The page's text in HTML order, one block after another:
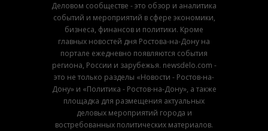
Деловом сообществе - это обзор и аналитика
событий и мероприятий в сфере экономики,
бизнеса, финансов и политики. Кроме
главных новостей дня Ростова-на-Дону на
портале ежедневно появляются события
региона, России и зарубежья. newsdelo.com -
это не только разделы «Новости - Ростов-на-
Дону» и «Политика - Ростов-на-Дону», а также
площадка для размещения актуальных
деловых мероприятий города и
востребованных политических материалов.